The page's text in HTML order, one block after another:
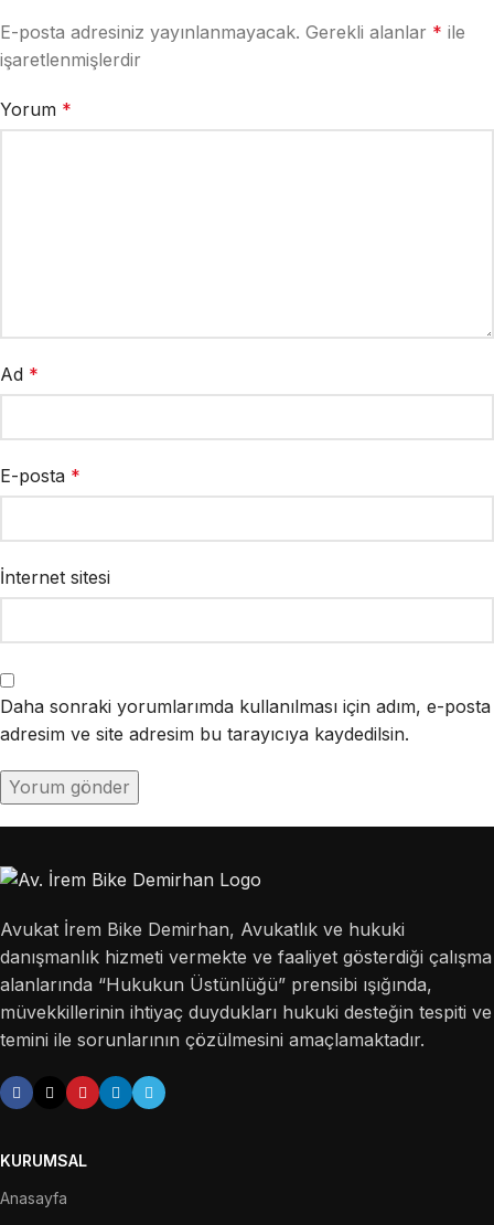
E-posta adresiniz yayınlanmayacak. Gerekli alanlar * ile
işaretlenmişlerdir
Yorum *
Ad *
E-posta *
İnternet sitesi
Daha sonraki yorumlarımda kullanılması için adım, e-posta
adresim ve site adresim bu tarayıcıya kaydedilsin.
Avukat İrem Bike Demirhan, Avukatlık ve hukuki
danışmanlık hizmeti vermekte ve faaliyet gösterdiği çalışma
alanlarında “Hukukun Üstünlüğü” prensibi ışığında,
müvekkillerinin ihtiyaç duydukları hukuki desteğin tespiti ve
temini ile sorunlarının çözülmesini amaçlamaktadır.
KURUMSAL
Anasayfa